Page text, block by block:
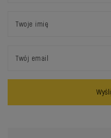
Twoje imię
Twój email